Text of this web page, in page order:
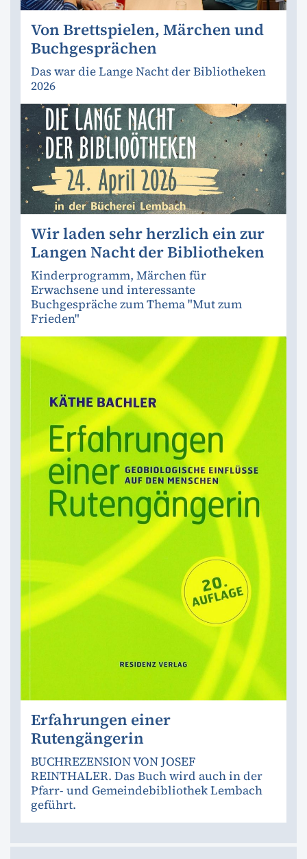
Von Brettspielen, Märchen und
Buchgesprächen
Das war die Lange Nacht der Bibliotheken
2026
Wir laden sehr herzlich ein zur
Langen Nacht der Bibliotheken
Kinderprogramm, Märchen für
Erwachsene und interessante
Buchgespräche zum Thema "Mut zum
Frieden"
Erfahrungen einer
Rutengängerin
BUCHREZENSION VON JOSEF
REINTHALER. Das Buch wird auch in der
Pfarr- und Gemeindebibliothek Lembach
geführt.